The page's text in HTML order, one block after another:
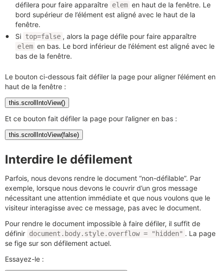
défilera pour faire apparaître elem en haut de la fenêtre. Le
bord supérieur de l’élément est aligné avec le haut de la
fenêtre.
Si top=false , alors la page défile pour faire apparaître
elem en bas. Le bord inférieur de l’élément est aligné avec le
bas de la fenêtre.
Le bouton ci-dessous fait défiler la page pour aligner l’élément en
haut de la fenêtre :
this.scrollIntoView()
Et ce bouton fait défiler la page pour l’aligner en bas :
this.scrollIntoView(false)
Interdire le défilement
Parfois, nous devons rendre le document “non-défilable”. Par
exemple, lorsque nous devons le couvrir d’un gros message
nécessitant une attention immédiate et que nous voulons que le
visiteur interagisse avec ce message, pas avec le document.
Pour rendre le document impossible à faire défiler, il suffit de
définir document.body.style.overflow = "hidden" . La page
se fige sur son défilement actuel.
Essayez-le :